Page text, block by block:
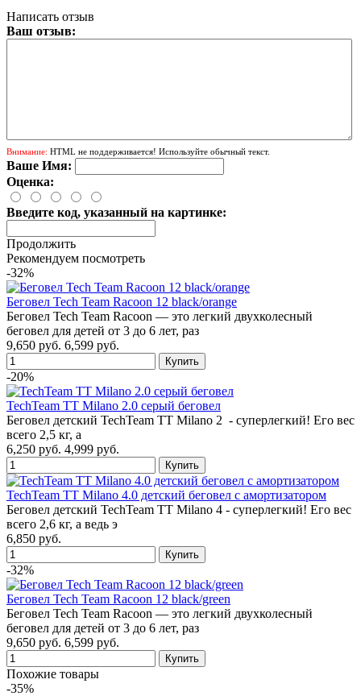
Написать отзыв
Ваш отзыв:
Внимание: HTML не поддерживается! Используйте обычный текст.
Ваше Имя:
Оценка:
Введите код, указанный на картинке:
Продолжить
Рекомендуем посмотреть
-32%
Беговел Tech Team Racoon 12 black/orange
Беговел Tech Team Racoon — это легкий двухколесный
беговел для детей от 3 до 6 лет, раз
9,650 руб. 6,599 руб.
-20%
TechTeam TT Milano 2.0 серый беговел
Беговел детский TechTeam TT Milano 2 - суперлегкий! Его вес
всего 2,5 кг, а
6,250 руб. 4,999 руб.
TechTeam TT Milano 4.0 детский беговел с амортизатором
Беговел детский TechTeam TT Milano 4 - суперлегкий! Его вес
всего 2,6 кг, а ведь э
6,850 руб.
-32%
Беговел Tech Team Racoon 12 black/green
Беговел Tech Team Racoon — это легкий двухколесный
беговел для детей от 3 до 6 лет, раз
9,650 руб. 6,599 руб.
Похожие товары
-35%